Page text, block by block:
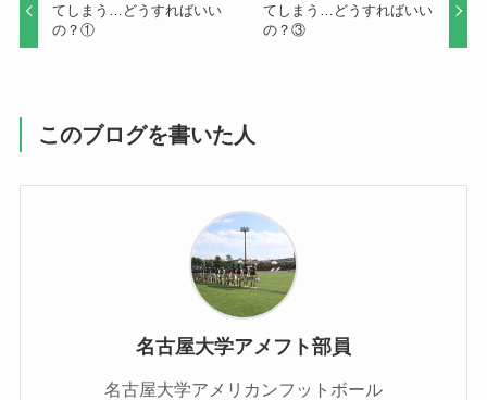
てしまう…どうすればいい
の？①
てしまう…どうすればいい
の？③
このブログを書いた人
名古屋大学アメフト部員
名古屋大学アメリカンフットボール